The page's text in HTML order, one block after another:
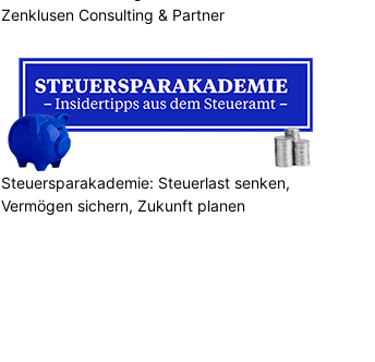
Zenklusen Consulting & Partner
Steuersparakademie: Steuerlast senken,
Vermögen sichern, Zukunft planen